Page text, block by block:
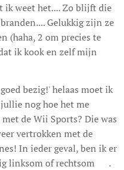
ik weet het.... Zo blijft die
Gelukkig zijn ze
(haha, 2 om precies te
ik kook en zelf mijn
bezig!' helaas moet ik
nog hoe het me
de Wii Sports? Die was
vertrokken met de
In ieder geval, ben ik er
linksom of rechtsom 😊.